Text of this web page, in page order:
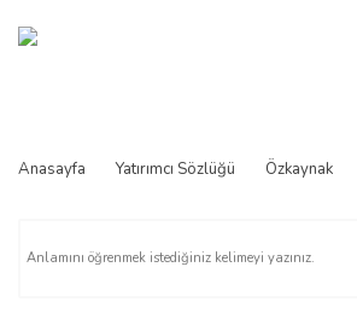
Anasayfa Yatırımcı Sözlüğü Özkaynak